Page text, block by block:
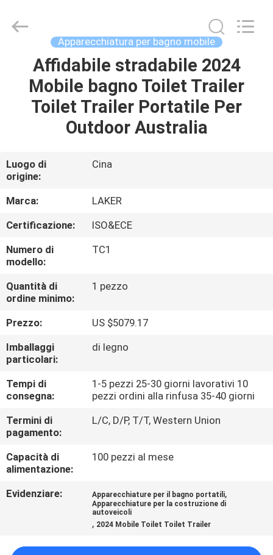
CASA
PRODOTTI
SIAMO
FATORY
TOUR
CONTROLLO
DI
QUALITÀ
CONTATTACI
NOTIZIE
MAPPA
DEL
SITO
INFORMATIVA
PRIVACY
LAKER
AUTOPARTS
Apparecchiatura per bagno mobile
Affidabile stradabile 2024
Mobile bagno Toilet Trailer
Toilet Trailer Portatile Per
Outdoor Australia
Luogo di
origine:
Cina
Marca:
LAKER
Certificazione:
ISO&ECE
Numero di
modello:
TC1
Quantità di
ordine minimo:
1 pezzo
Prezzo:
US $5079.17
Imballaggi
particolari:
di legno
Tempi di
consegna:
1-5 pezzi 25-30 giorni lavorativi 10
pezzi ordini alla rinfusa 35-40 giorni
Termini di
pagamento:
L/C, D/P, T/T, Western Union
Capacità di
alimentazione:
100 pezzi al mese
Evidenziare: Apparecchiature per il bagno portatili,
Apparecchiature per la costruzione di
autoveicoli
, 2024 Mobile Toilet Toilet Trailer